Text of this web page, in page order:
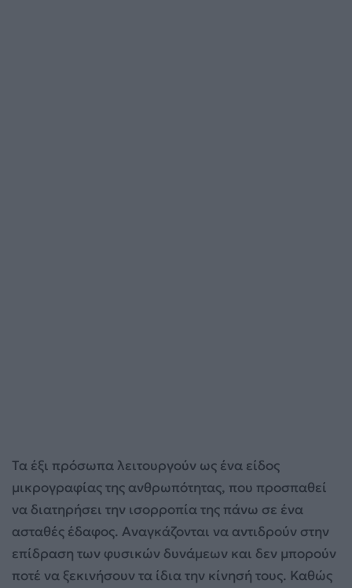
Τα έξι πρόσωπα λειτουργούν ως ένα είδος
μικρογραφίας της ανθρωπότητας, που προσπαθεί
να διατηρήσει την ισορροπία της πάνω σε ένα
ασταθές έδαφος. Αναγκάζονται να αντιδρούν στην
επίδραση των φυσικών δυνάμεων και δεν μπορούν
ποτέ να ξεκινήσουν τα ίδια την κίνησή τους. Καθώς